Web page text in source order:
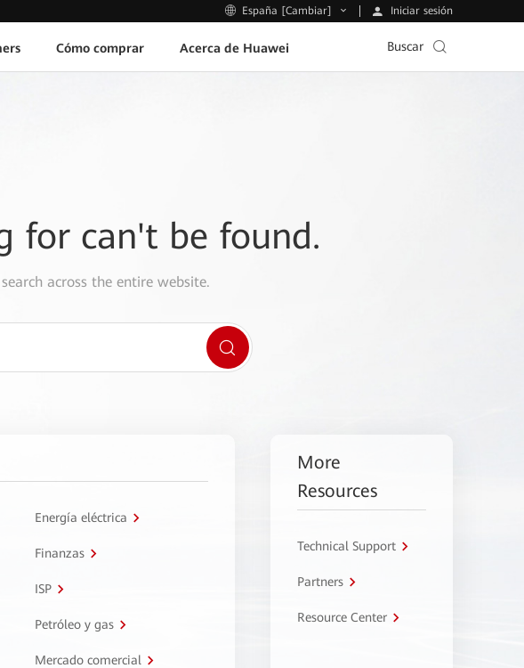
España [Cambiar] Iniciar sesión
Cómo comprar Acerca de Huawei Buscar
for can't be found.
across the entire website.
Energía eléctrica
Finanzas
ISP
Petróleo y gas
Mercado comercial
More
Resources
Technical Support
Partners
Resource Center